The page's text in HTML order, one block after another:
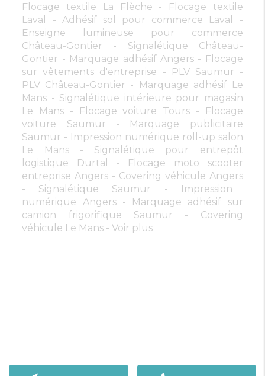
Flocage textile La Flèche
Flocage textile
Laval
Adhésif sol pour commerce Laval
Enseigne lumineuse pour commerce
Château-Gontier
Signalétique Château-
Gontier
Marquage adhésif Angers
Flocage
sur vêtements d'entreprise
PLV Saumur
PLV Château-Gontier
Marquage adhésif Le
Mans
Signalétique intérieure pour magasin
Le Mans
Flocage voiture Tours
Flocage
voiture Saumur
Marquage publicitaire
Saumur
Impression numérique roll-up salon
Le Mans
Signalétique pour entrepôt
logistique Durtal
Flocage moto scooter
entreprise Angers
Covering véhicule Angers
Signalétique Saumur
Impression
numérique Angers
Marquage adhésif sur
camion frigorifique Saumur
Covering
véhicule Le Mans
Voir plus